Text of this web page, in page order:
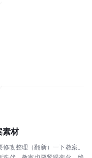
素材
改整理（翻新）一下教案。